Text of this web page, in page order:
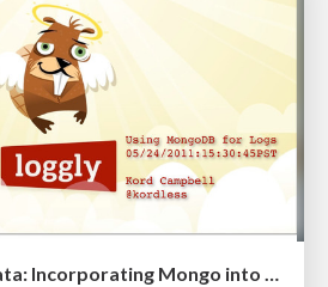
Visualizing Your Data: Incorporating Mongo into Loggly Infrastructure